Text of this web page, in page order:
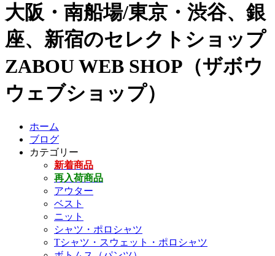
大阪・南船場/東京・渋谷、銀
座、新宿のセレクトショップ
ZABOU WEB SHOP（ザボウ
ウェブショップ）
ホーム
ブログ
カテゴリー
新着商品
再入荷商品
アウター
ベスト
ニット
シャツ・ポロシャツ
Tシャツ・スウェット・ポロシャツ